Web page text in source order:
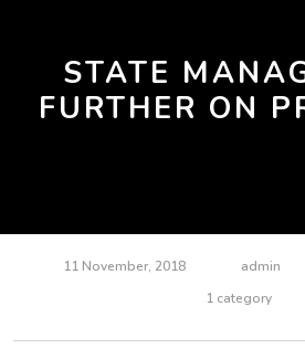
STATE
FURTHER ON
11 November, 2018 admin
1 category